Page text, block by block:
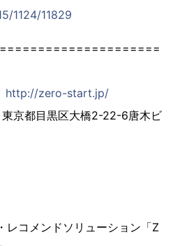
1124/11829
http://zero-start.jp/
京都目黒区大橋2-22-6唐木ビ
レコメンドソリューション「Z